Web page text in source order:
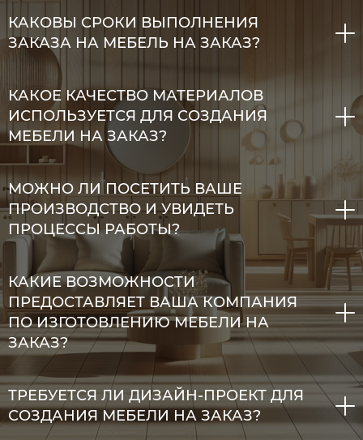
КАКОВЫ СРОКИ ВЫПОЛНЕНИЯ
ЗАКАЗА НА МЕБЕЛЬ НА ЗАКАЗ?
КАКОЕ КАЧЕСТВО МАТЕРИАЛОВ
ИСПОЛЬЗУЕТСЯ ДЛЯ СОЗДАНИЯ
МЕБЕЛИ НА ЗАКАЗ?
МОЖНО ЛИ ПОСЕТИТЬ ВАШЕ
ПРОИЗВОДСТВО И УВИДЕТЬ
ПРОЦЕССЫ РАБОТЫ?
КАКИЕ ВОЗМОЖНОСТИ
ПРЕДОСТАВЛЯЕТ ВАША КОМПАНИЯ
ПО ИЗГОТОВЛЕНИЮ МЕБЕЛИ НА
ЗАКАЗ?
ТРЕБУЕТСЯ ЛИ ДИЗАЙН-ПРОЕКТ ДЛЯ
СОЗДАНИЯ МЕБЕЛИ НА ЗАКАЗ?